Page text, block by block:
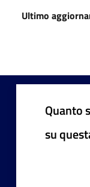
Ultimo
Quanto
su